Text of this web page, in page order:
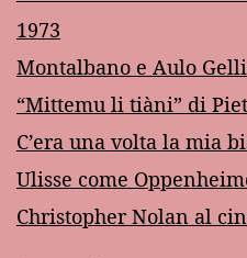
1973
Montalbano e Aulo
“Mittemu li tiàni” di
C’era una volta la mia
Ulisse come
Christopher Nolan al